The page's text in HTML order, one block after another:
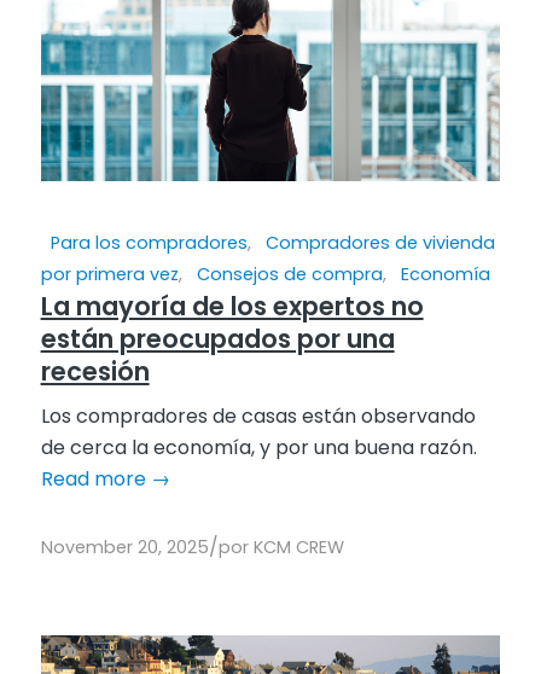
Para los compradores, Compradores de vivienda
por primera vez, Consejos de compra, Economía
La mayoría de los expertos no
están preocupados por una
recesión
Los compradores de casas están observando
de cerca la economía, y por una buena razón.
Read more→
November 20, 2025/por KCM CREW